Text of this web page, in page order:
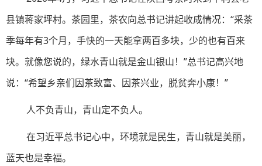
县镇蒋家坪村。茶园里，茶农向总书记讲起收成情况：“采茶
季每年有3个月，手快的一天能拿两百多块，少的也有百来
块。就像您说的，绿水青山就是金山银山！”总书记高兴地
说：“希望乡亲们因茶致富、因茶兴业，脱贫奔小康！”
人不负青山，青山定不负人。
在习近平总书记心中，环境就是民生，青山就是美丽，
蓝天也是幸福。